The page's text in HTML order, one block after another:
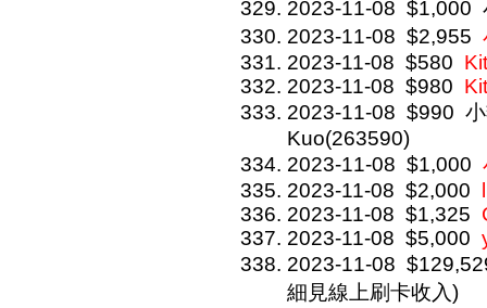
2023-11-08 $1,000
2023-11-08 $2,955
2023-11-08 $580
2023-11-08 $980
2023-11-08 $990
Kuo(263590)
2023-11-08 $1,000
2023-11-08 $2,000
2023-11-08 $1,325
2023-11-08 $5,000
2023-11-08
細見線上刷卡收入)